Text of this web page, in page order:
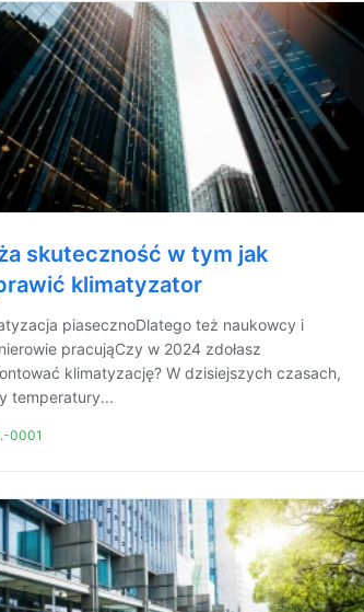
skuteczność w tym jak
klimatyzator
piasecznoDlatego też naukowcy i
pracująCzy w 2024 zdołasz
klimatyzację? W dzisiejszych czasach,
temperatury...
0001